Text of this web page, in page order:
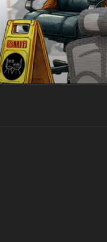
跳
至
主
要
內
容